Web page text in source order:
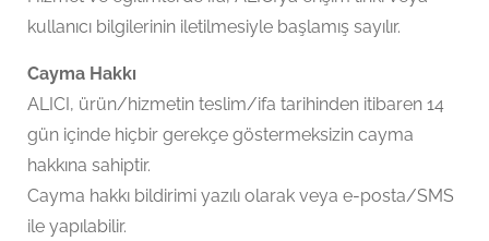
kullanıcı bilgilerinin iletilmesiyle başlamış sayılır.
Cayma Hakkı
ALICI, ürün/hizmetin teslim/ifa tarihinden itibaren 14
gün içinde hiçbir gerekçe göstermeksizin cayma
hakkına sahiptir.
Cayma hakkı bildirimi yazılı olarak veya e-posta/SMS
ile yapılabilir.